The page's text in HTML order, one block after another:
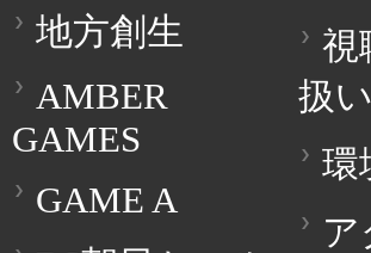
地方創生
AMBER
GAMES
GAME A
視
扱
環
ア